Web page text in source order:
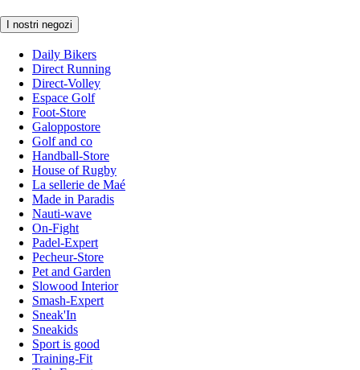
I nostri negozi
Daily Bikers
Direct Running
Direct-Volley
Espace Golf
Foot-Store
Galoppostore
Golf and co
Handball-Store
House of Rugby
La sellerie de Maé
Made in Paradis
Nauti-wave
On-Fight
Padel-Expert
Pecheur-Store
Pet and Garden
Slowood Interior
Smash-Expert
Sneak'In
Sneakids
Sport is good
Training-Fit